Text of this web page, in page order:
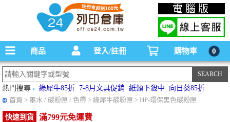
碳粉匣，墨水匣,原廠碳粉匣，副廠碳粉匣，環保碳粉匣,連續供墨印表機-office24列印
倉庫線上購物手機版
電腦版
商品 登入/註冊 購物車 0
熱門搜尋 綠犀牛85折 7-8月文具促銷 紙類下殺中
向日葵85折
首頁 > 墨水 / 碳粉匣 / 色帶 > 綠犀牛碳粉匣 > HP-環保黑色碳粉匣
快速到貨
滿799元免運費